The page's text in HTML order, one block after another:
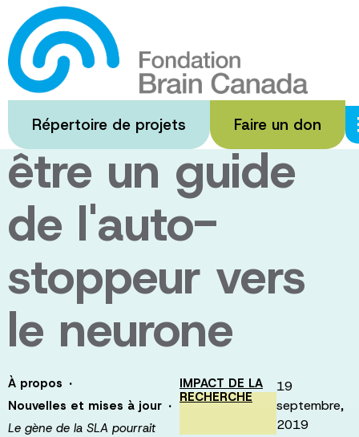
Passer
au
contenu
principal
Répertoire de projets Faire un don
Le gène de la
SLA pourrait
être un guide
de l'auto-
stoppeur vers
le neurone
À propos ·
Nouvelles et mises à jour ·
Le gène de la SLA pourrait
IMPACT DE LA
RECHERCHE
19
septembre,
2019